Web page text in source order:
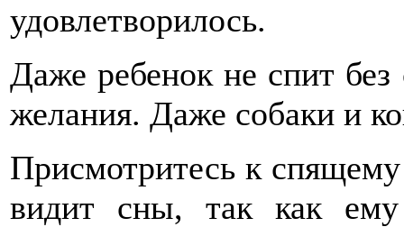
удовлетворилось.
Даже ребенок не спит без
желания. Даже собаки и
Присмотритесь к
видит сны, так как